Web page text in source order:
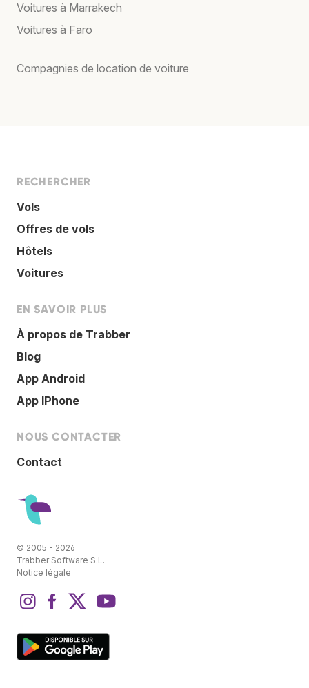
Voitures à Marrakech
Voitures à Faro
Compagnies de location de voiture
RECHERCHER
Vols
Offres de vols
Hôtels
Voitures
EN SAVOIR PLUS
À propos de Trabber
Blog
App Android
App IPhone
NOUS CONTACTER
Contact
© 2005 - 2026
Trabber Software S.L.
Notice légale